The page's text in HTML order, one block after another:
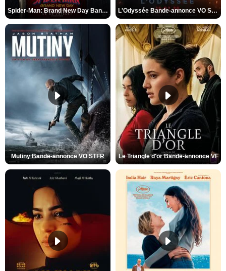
Spider-Man: Brand New Day Bande-annonce VO STFR L'Odyssée Bande-annonce VO STFR
Mutiny Bande-annonce VO STFR Le Triangle d'or Bande-annonce VF